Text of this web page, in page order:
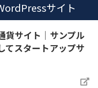
サイト
貨サイト｜サンプル
てスタートアップサ